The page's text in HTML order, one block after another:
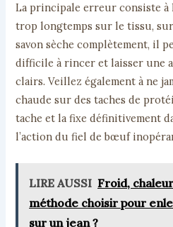
La principale erreur consiste à
trop longtemps sur le tissu,
savon sèche complètement, il
difficile à rincer et laisser une
clairs. Veillez également à ne
chaude sur des taches de
tache et la fixe définitivement
l’action du fiel de bœuf
LIRE AUSSI Froid,
méthode choisir pour
sur un jean ?